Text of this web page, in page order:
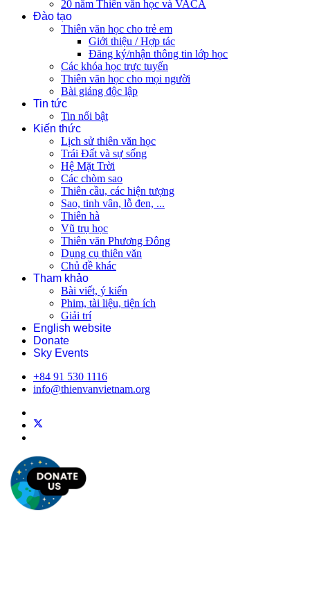
20 năm Thiên văn học và VACA
Đào tạo
Thiên văn học cho trẻ em
Giới thiệu / Hợp tác
Đăng ký/nhận thông tin lớp học
Các khóa học trực tuyến
Thiên văn học cho mọi người
Bài giảng độc lập
Tin tức
Tin nổi bật
Kiến thức
Lịch sử thiên văn học
Trái Đất và sự sống
Hệ Mặt Trời
Các chòm sao
Thiên cầu, các hiện tượng
Sao, tinh vân, lỗ đen, ...
Thiên hà
Vũ trụ học
Thiên văn Phương Đông
Dụng cụ thiên văn
Chủ đề khác
Tham khảo
Bài viết, ý kiến
Phim, tài liệu, tiện ích
Giải trí
English website
Donate
Sky Events
+84 91 530 1116
info@thienvanvietnam.org